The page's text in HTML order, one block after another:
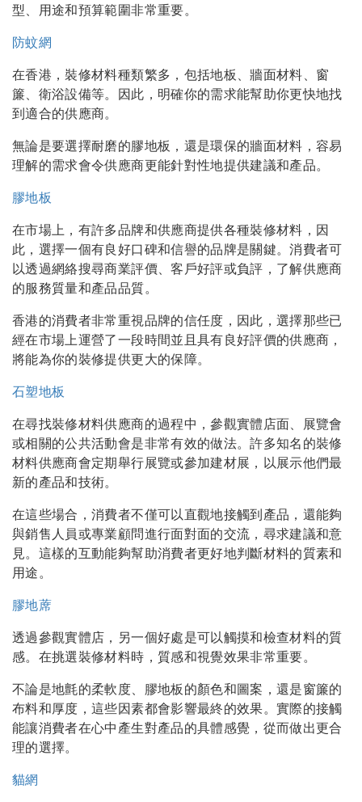
型、用途和預算範圍非常重要。
防蚊網
在香港，裝修材料種類繁多，包括地板、牆面材料、窗
簾、衛浴設備等。因此，明確你的需求能幫助你更快地找
到適合的供應商。
無論是要選擇耐磨的膠地板，還是環保的牆面材料，容易
理解的需求會令供應商更能針對性地提供建議和產品。
膠地板
在市場上，有許多品牌和供應商提供各種裝修材料，因
此，選擇一個有良好口碑和信譽的品牌是關鍵。消費者可
以透過網絡搜尋商業評價、客戶好評或負評，了解供應商
的服務質量和產品品質。
香港的消費者非常重視品牌的信任度，因此，選擇那些已
經在市場上運營了一段時間並且具有良好評價的供應商，
將能為你的裝修提供更大的保障。
石塑地板
在尋找裝修材料供應商的過程中，參觀實體店面、展覽會
或相關的公共活動會是非常有效的做法。許多知名的裝修
材料供應商會定期舉行展覽或參加建材展，以展示他們最
新的產品和技術。
在這些場合，消費者不僅可以直觀地接觸到產品，還能夠
與銷售人員或專業顧問進行面對面的交流，尋求建議和意
見。這樣的互動能夠幫助消費者更好地判斷材料的質素和
用途。
膠地蓆
透過參觀實體店，另一個好處是可以觸摸和檢查材料的質
感。在挑選裝修材料時，質感和視覺效果非常重要。
不論是地氈的柔軟度、膠地板的顏色和圖案，還是窗簾的
布料和厚度，這些因素都會影響最終的效果。實際的接觸
能讓消費者在心中產生對產品的具體感覺，從而做出更合
理的選擇。
貓網